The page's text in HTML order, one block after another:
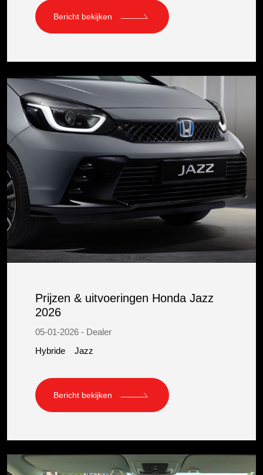
Bericht bekijken
Prijzen & uitvoeringen Honda Jazz
2026
05-01-2026 - Dealer
Hybride
Jazz
Bericht bekijken